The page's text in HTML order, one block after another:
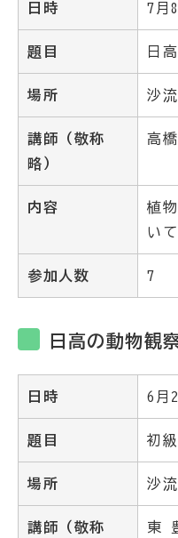
日時 7月
題目 日
場所 沙
講師（敬称
略）
高
内容
植
い
参加人数 7
日高の動物観
日時 6月
題目 初
場所 沙
講師（敬称
東